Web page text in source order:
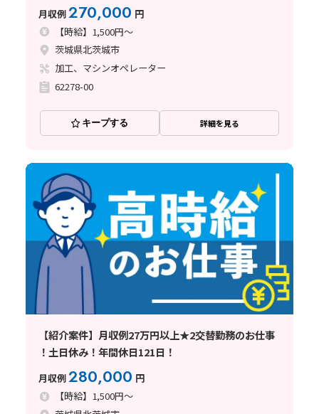
月収例270,000 円
【時給】1,500円～
茨城県北茨城市
加工、マシンオペレーター
62278-00
キープする 詳細を見る
【紹介案件】月収例27万円以上★2交替勤務のお仕事
！土日休み！年間休日121日！
月収例280,000 円
【時給】1,500円～